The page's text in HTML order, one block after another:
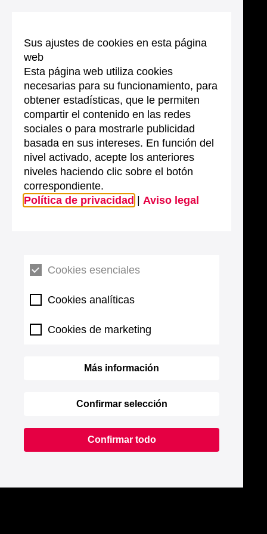
Sus ajustes de cookies en esta página
web
Esta página web utiliza cookies
necesarias para su funcionamiento, para
obtener estadísticas, que le permiten
compartir el contenido en las redes
sociales o para mostrarle publicidad
basada en sus intereses. En función del
nivel activado, acepte los anteriores
niveles haciendo clic sobre el botón
correspondiente.
Política de privacidad
Aviso legal
Cookies esenciales
Cookies analíticas
Cookies de marketing
Más información
Confirmar selección
Confirmar todo